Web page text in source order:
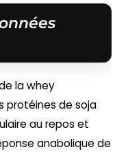
la whey
protéines de soja
au repos et
anabolique de